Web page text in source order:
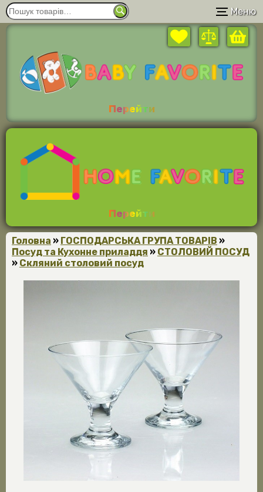
Меню
Перейти
Перейти
Головна » ГОСПОДАРСЬКА ГРУПА ТОВАРІВ »
Посуд та Кухонне приладдя » СТОЛОВИЙ ПОСУД
» Скляний столовий посуд